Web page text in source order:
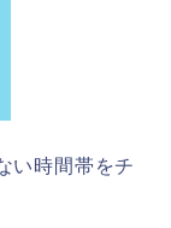
い時間帯をチ